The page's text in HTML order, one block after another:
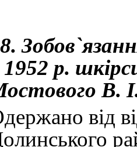
1952 р.
В.
від